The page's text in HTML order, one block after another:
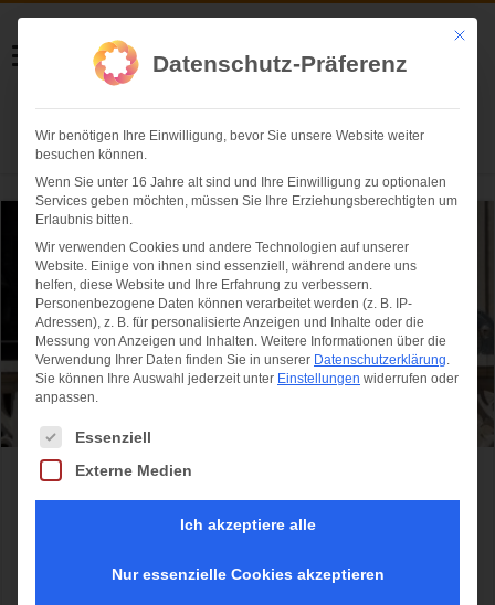
Helmut Swoboda
Fotografie
Herzlich willkommen
Sportfotos – Fussball
Mit
Datenschutz-Präferenz
Wir benötigen Ihre Einwilligung, bevor Sie unsere Website weiter
besuchen können.
Wenn Sie unter 16 Jahre alt sind und Ihre Einwilligung zu optionalen
Services geben möchten, müssen Sie Ihre Erziehungsberechtigten um
Erlaubnis bitten.
Wir verwenden Cookies und andere Technologien auf unserer
Website. Einige von ihnen sind essenziell, während andere uns
helfen, diese Website und Ihre Erfahrung zu verbessern.
Personenbezogene Daten können verarbeitet werden (z. B. IP-
Adressen), z. B. für personalisierte Anzeigen und Inhalte oder die
Messung von Anzeigen und Inhalten. Weitere Informationen über die
Verwendung Ihrer Daten finden Sie in unserer Datenschutzerklärung.
Sie können Ihre Auswahl jederzeit unter Einstellungen widerrufen oder
anpassen.
Es folgt eine Liste der Service-Gruppen, für die eine Einwilligung
Essenziell
Externe Medien
Ich akzeptiere alle
Nur essenzielle Cookies akzeptieren